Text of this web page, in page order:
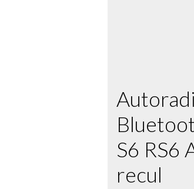
S6 RS6
recul